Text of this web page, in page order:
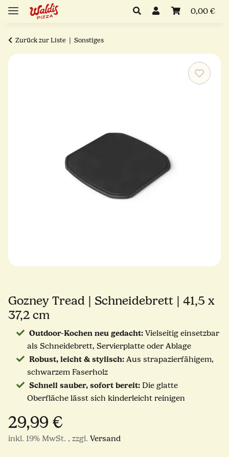
0,00 €
Zurück zur Liste Sonstiges
Gozney Tread | Schneidebrett | ‎41,5 x
37,2 cm
Outdoor-Kochen neu gedacht:Vielseitig einsetzbar
als Schneidebrett, Servierplatte oder Ablage
Robust, leicht & stylisch:Aus strapazierfähigem,
schwarzem Faserholz
Schnell sauber, sofort bereit:Die glatte
Oberfläche lässt sich kinderleicht reinigen
29,99 €
inkl. 19% MwSt. , zzgl. Versand